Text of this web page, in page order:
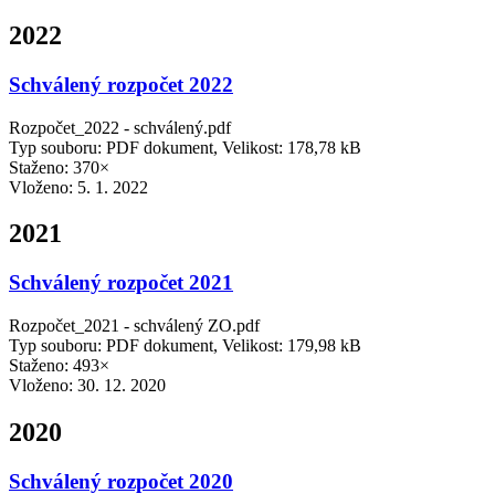
2022
Schválený rozpočet 2022
Rozpočet_2022 - schválený.pdf
Typ souboru: PDF dokument, Velikost: 178,78 kB
Staženo: 370×
Vloženo: 5. 1. 2022
2021
Schválený rozpočet 2021
Rozpočet_2021 - schválený ZO.pdf
Typ souboru: PDF dokument, Velikost: 179,98 kB
Staženo: 493×
Vloženo: 30. 12. 2020
2020
Schválený rozpočet 2020